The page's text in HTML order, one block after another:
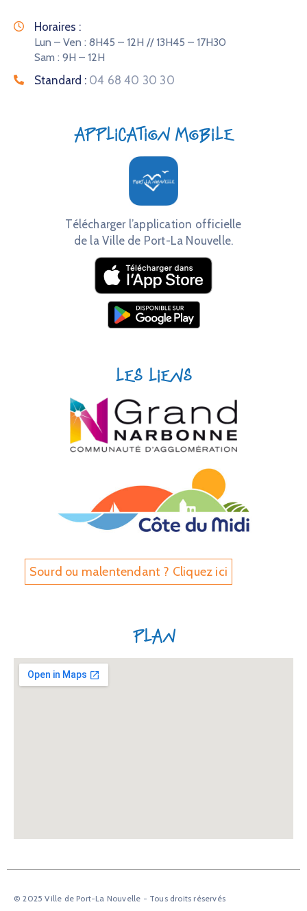
Horaires :
Lun – Ven : 8H45 – 12H // 13H45 – 17H30
Sam : 9H – 12H
Standard : 04 68 40 30 30
Application mobile
Télécharger l’application officielle
de la Ville de Port-La Nouvelle.
Les liens
Sourd ou malentendant ? Cliquez ici
Plan
© 2025 Ville de Port-La Nouvelle - Tous droits réservés